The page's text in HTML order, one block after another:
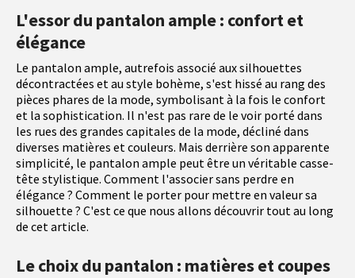
L'essor du pantalon ample : confort et
élégance
Le pantalon ample, autrefois associé aux silhouettes
décontractées et au style bohème, s'est hissé au rang des
pièces phares de la mode, symbolisant à la fois le confort
et la sophistication. Il n'est pas rare de le voir porté dans
les rues des grandes capitales de la mode, décliné dans
diverses matières et couleurs. Mais derrière son apparente
simplicité, le pantalon ample peut être un véritable casse-
tête stylistique. Comment l'associer sans perdre en
élégance ? Comment le porter pour mettre en valeur sa
silhouette ? C'est ce que nous allons découvrir tout au long
de cet article.
Le choix du pantalon : matières et coupes